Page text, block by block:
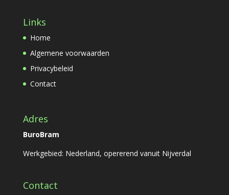
Links
Home
Algemene voorwaarden
Privacybeleid
Contact
Adres
BuroBram
Werkgebied: Nederland, opererend vanuit Nijverdal
Contact